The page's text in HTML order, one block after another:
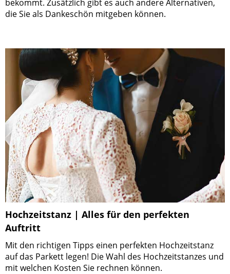
bekommt. Zusätzlich gibt es auch andere Alternativen,
die Sie als Dankeschön mitgeben können.
Hochzeitstanz | Alles für den perfekten
Auftritt
Mit den richtigen Tipps einen perfekten Hochzeitstanz
auf das Parkett legen! Die Wahl des Hochzeitstanzes und
mit welchen Kosten Sie rechnen können.